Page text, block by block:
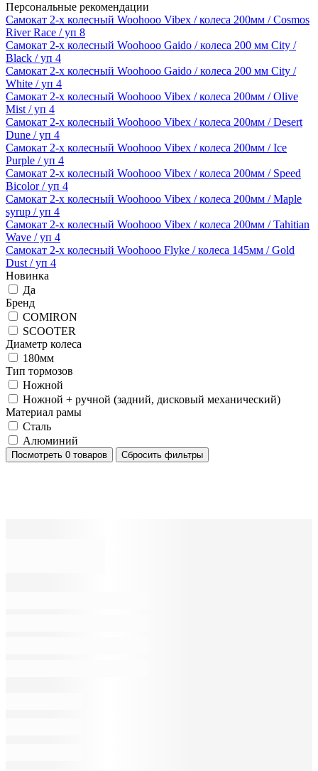
Персональные рекомендации
Самокат 2-х колесный Woohooo Vibex / колеса 200мм / Cosmos
River Race / уп 8
Самокат 2-х колесный Woohooo Gaido / колеса 200 мм Сity /
Black / уп 4
Самокат 2-х колесный Woohooo Gaido / колеса 200 мм Сity /
White / уп 4
Самокат 2-х колесный Woohooo Vibex / колеса 200мм / Olive
Mist / уп 4
Самокат 2-х колесный Woohooo Vibex / колеса 200мм / Desert
Dune / уп 4
Самокат 2-х колесный Woohooo Vibex / колеса 200мм / Ice
Purple / уп 4
Самокат 2-х колесный Woohooo Vibex / колеса 200мм / Speed
Bicolor / уп 4
Самокат 2-х колесный Woohooo Vibex / колеса 200мм / Maple
syrup / уп 4
Самокат 2-х колесный Woohooo Vibex / колеса 200мм / Tahitian
Wave / уп 4
Самокат 2-х колесный Woohooo Flyke / колеса 145мм / Gold
Dust / уп 4
Новинка
Да
Бренд
COMIRON
SCOOTER
Диаметр колеса
180мм
Тип тормозов
Ножной
Ножной + ручной (задний, дисковый механический)
Материал рамы
Сталь
Алюминий
Посмотреть 0 товаров Сбросить фильтры